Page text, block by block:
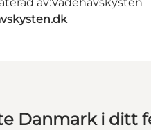
Danmark i ditt